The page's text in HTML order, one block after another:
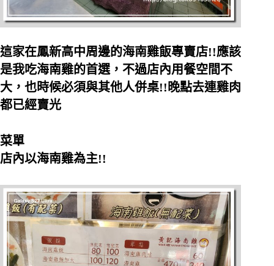
這家在鳳新高中周邊的海南雞飯專賣店!!應該
是我吃海南雞的首選，不過店內用餐空間不
大，也時候必須與其他人併桌!!晚點去連雞肉
都已經賣光
菜單
店內以海南雞為主!!